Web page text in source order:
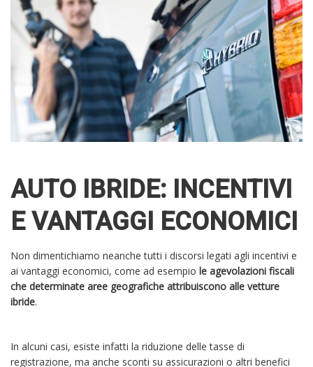
AUTO IBRIDE: INCENTIVI
E VANTAGGI ECONOMICI
Non dimentichiamo neanche tutti i discorsi legati agli incentivi e
ai vantaggi economici, come ad esempio le agevolazioni fiscali
che determinate aree geografiche attribuiscono alle vetture
ibride.
In alcuni casi, esiste infatti la riduzione delle tasse di
registrazione, ma anche sconti su assicurazioni o altri benefici